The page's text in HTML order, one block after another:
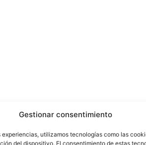
Gestionar consentimiento
experiencias, utilizamos tecnologías como las
del dispositivo. El consentimiento de estas